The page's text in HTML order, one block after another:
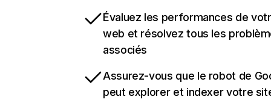
Évaluez les performances de
web et résolvez tous les
associés
Assurez-vous que le robot de
peut explorer et indexer votre